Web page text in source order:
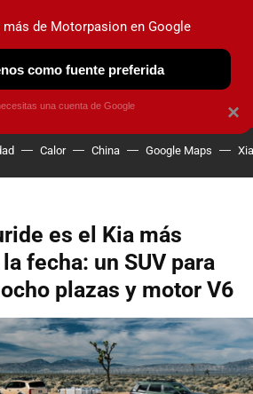
ELÉCTRICOS OBSERVATORIO
Calor China Google Maps
es el Kia más
fecha: un SUV para
plazas y motor V6
×
más de Motorpasion en Google
como fuente preferida
una cuenta de Google